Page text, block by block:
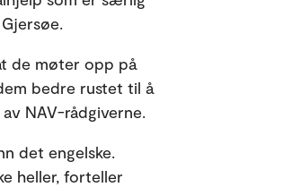
de møter opp på
bedre rustet til å
NAV-rådgiverne.
det engelske.
heller, forteller